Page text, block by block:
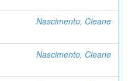
Nascimento, Cleane
Nascimento, Cleane